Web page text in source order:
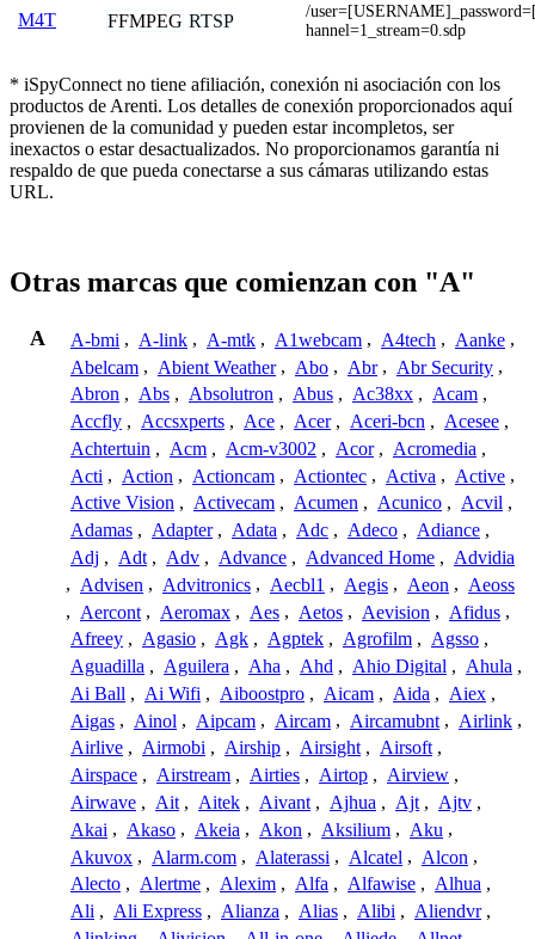
M4T FFMPEG RTSP
/
hannel=1_stream=0.sdp
* iSpyConnect no tiene afiliación, conexión ni asociación con los
productos de Arenti. Los detalles de conexión proporcionados aquí
provienen de la comunidad y pueden estar incompletos, ser
inexactos o estar desactualizados. No proporcionamos garantía ni
respaldo de que pueda conectarse a sus cámaras utilizando estas
URL.
Otras marcas que comienzan con "A"
A A-bmi , A-link , A-mtk , A1webcam , A4tech , Aanke ,
Abelcam , Abient Weather , Abo , Abr , Abr Security ,
Abron , Abs , Absolutron , Abus , Ac38xx , Acam ,
Accfly , Accsxperts , Ace , Acer , Aceri-bcn , Acesee ,
Achtertuin , Acm , Acm-v3002 , Acor , Acromedia ,
Acti , Action , Actioncam , Actiontec , Activa , Active ,
Active Vision , Activecam , Acumen , Acunico , Acvil ,
Adamas , Adapter , Adata , Adc , Adeco , Adiance ,
Adj , Adt , Adv , Advance , Advanced Home , Advidia
, Advisen , Advitronics , Aecbl1 , Aegis , Aeon , Aeoss
, Aercont , Aeromax , Aes , Aetos , Aevision , Afidus ,
Afreey , Agasio , Agk , Agptek , Agrofilm , Agsso ,
Aguadilla , Aguilera , Aha , Ahd , Ahio Digital , Ahula ,
Ai Ball , Ai Wifi , Aiboostpro , Aicam , Aida , Aiex ,
Aigas , Ainol , Aipcam , Aircam , Aircamubnt , Airlink ,
Airlive , Airmobi , Airship , Airsight , Airsoft ,
Airspace , Airstream , Airties , Airtop , Airview ,
Airwave , Ait , Aitek , Aivant , Ajhua , Ajt , Ajtv ,
Akai , Akaso , Akeia , Akon , Aksilium , Aku ,
Akuvox , Alarm.com , Alaterassi , Alcatel , Alcon ,
Alecto , Alertme , Alexim , Alfa , Alfawise , Alhua ,
Ali , Ali Express , Alianza , Alias , Alibi , Aliendvr ,